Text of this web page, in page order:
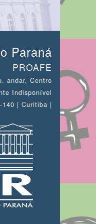
Paraná
PROAFE
andar, Centro
Indisponível
140 | Curitiba |